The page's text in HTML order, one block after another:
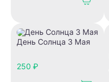
День Солнца 3 Мая
250 ₽